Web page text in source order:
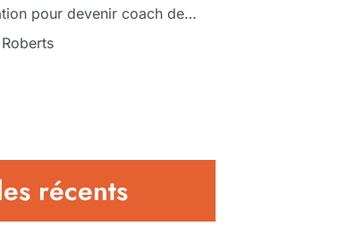
Formation pour devenir coach de vie
récents